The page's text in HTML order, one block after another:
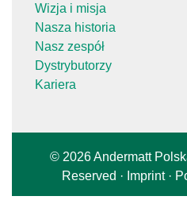
Wizja i misja
Nasza historia
Nasz zespół
Dystrybutorzy
Kariera
© 2026 Andermatt
Reserved · Imprint·